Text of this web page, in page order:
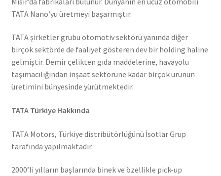
TATA Nano’yu üretmeyi başarmıştır.
TATA şirketler grubu otomotiv sektörü yanında diğer
birçok sektörde de faaliyet gösteren dev bir holding haline
gelmiştir. Demir çelikten gıda maddelerine, havayolu
taşımacılığından inşaat sektörüne kadar birçok ürünün
üretimini bünyesinde yürütmektedir.
TATA Türkiye Hakkında
TATA Motors, Türkiye distribütörlüğünü İsotlar Grup
tarafında yapılmaktadır.
2000’li yılların başlarında binek ve özellikle pick-up